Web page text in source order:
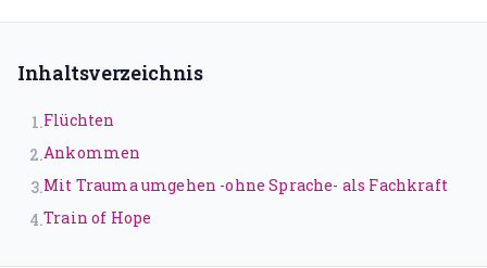
Traumatherapie (DeGPT)
Supervision
Dein Weg in deine Großartigkeit
Der Leuchtturmweg
Inhaltsverzeichnis
1.Flüchten
2.Ankommen
3.Mit Trauma umgehen -ohne Sprache- als Fachkraft
4.Train of Hope